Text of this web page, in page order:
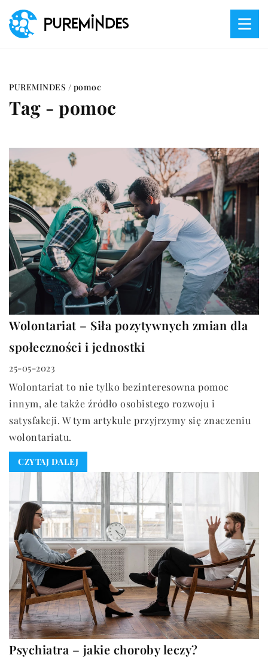
PUREMINDES / pomoc
Tag - pomoc
Wolontariat – Siła pozytywnych zmian dla
społeczności i jednostki
25-05-2023
Wolontariat to nie tylko bezinteresowna pomoc
innym, ale także źródło osobistego rozwoju i
satysfakcji. W tym artykule przyjrzymy się znaczeniu
wolontariatu.
CZYTAJ DALEJ
Psychiatra – jakie choroby leczy?